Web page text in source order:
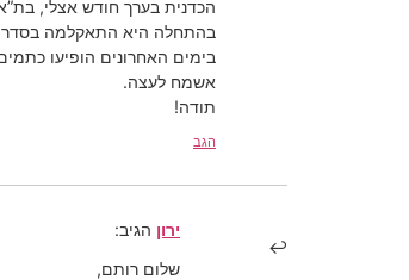
הכדנית בערך חודש אצלי,
בהתחלה היא התאקלמה בסדר
בימים האחרונים הופיעו
אשמח לעצה.
תודה!
הגב
ירון הגיב:
שלום רותם,